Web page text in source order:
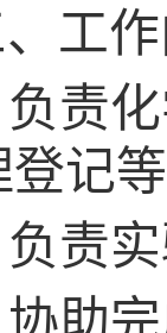
工
负责
记等
负责
协助